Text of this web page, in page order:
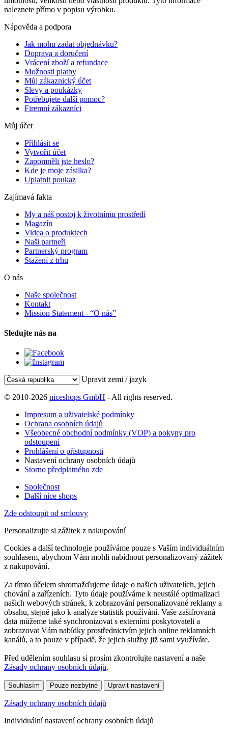
naleznete přímo v popisu výrobku.
Nápověda a podpora
Jak mohu zadat objednávku?
Doprava a doručení
Vrácení zboží a refundace
Možnosti platby
Můj zákaznický účet
Slevy a poukázky
Potřebujete další pomoc?
Firemní zákazníci
Můj účet
Přihlásit se
Vytvořit účet
Zapomněli jste heslo?
Kde je moje zásilka?
Uplatnit poukaz
Zajímavá fakta
My a náš postoj k životnímu prostředí
Magazín
Videa o produktech
Naši partneři
Partnerský program
Stažení z trhu
O nás
Naše společnost
Kontakt
Mission Statement - “O nás”
Sledujte nás na
Upravit zemi / jazyk
© 2010-2026 niceshops GmbH - All rights reserved.
Impresum a uživatelské podmínky
Ochrana osobních údajů
Všeobecné obchodní podmínky (VOP) a pokyny pro
odstoupení
Prohlášení o přístupnosti
Nastavení ochrany osobních údajů
Storno předplatného zde
Společnost
Další nice shops
Zde odstoupit od smlouvy
Personalizujte si zážitek z nakupování
Cookies a další technologie používáme pouze s Vaším individuálním
souhlasem, abychom Vám mohli nabídnout personalizovaný zážitek
z nakupování.
Za tímto účelem shromažďujeme údaje o našich uživatelích, jejich
chování a zařízeních. Tyto údaje používáme k neustálé optimalizaci
našich webových stránek, k zobrazování personalizované reklamy a
obsahu, stejně jako k analýze statistik používání. Vaše zašifrovaná
data můžeme také synchronizovat s externími poskytovateli a
zobrazovat Vám nabídky prostřednictvím jejich online reklamních
kanálů, a to pouze v případě, že jejich služby již sami využíváte.
Před udělením souhlasu si prosím zkontrolujte nastavení a naše
Zásady ochrany osobních údajů.
Souhlasím Pouze nezbytné Upravit nastavení
Zásady ochrany osobních údajů
Individuální nastavení ochrany osobních údajů